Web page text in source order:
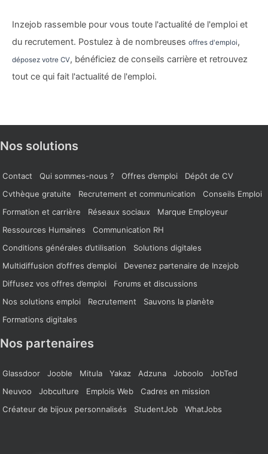
Inzejob rassemble pour vous toute l'actualité de l'emploi et
du recrutement. Postulez à de nombreuses offres d'emploi,
déposez votre CV, bénéficiez de conseils carrière et retrouvez
tout ce qui fait l'actualité de l'emploi.
Nos solutions
Contact Qui sommes-nous ? Offres d’emploi
Dépôt de CV
Cvthèque gratuite
Recrutement et communication
Conseils Emploi
Formation et carrière
Réseaux sociaux
Marque Employeur
Ressources Humaines
Communication RH
Conditions générales d’utilisation
Solutions digitales
Multidiffusion d’offres d’emploi
Devenez partenaire de Inzejob
Diffusez vos offres d’emploi
Forums et discussions
Nos solutions emploi
Recrutement
Sauvons la planète
Formations digitales
Nos partenaires
Glassdoor Jooble Mitula Yakaz Adzuna Joboolo
JobTed
Neuvoo
Jobculture Emplois Web
Cadres en mission
Créateur de bijoux personnalisés
StudentJob WhatJobs